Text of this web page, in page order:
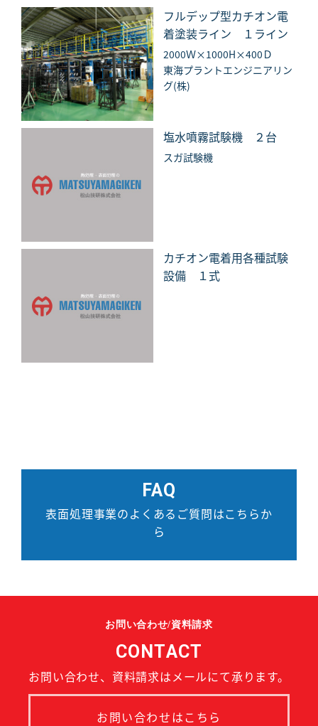
フルデップ型カチオン電
着塗装ライン １ライン
2000Ｗ×1000H×400Ｄ
東海プラントエンジニアリン
グ(株)
塩水噴霧試験機 ２台
スガ試験機
カチオン電着用各種試験
設備 １式
FAQ
表面処理事業のよくあるご質問はこちらか
ら
お問い合わせ/資料請求
CONTACT
お問い合わせ、資料請求はメールにて承ります。
お問い合わせはこちら